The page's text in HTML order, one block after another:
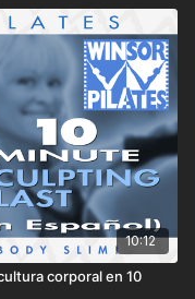
10:12
corporal en 10